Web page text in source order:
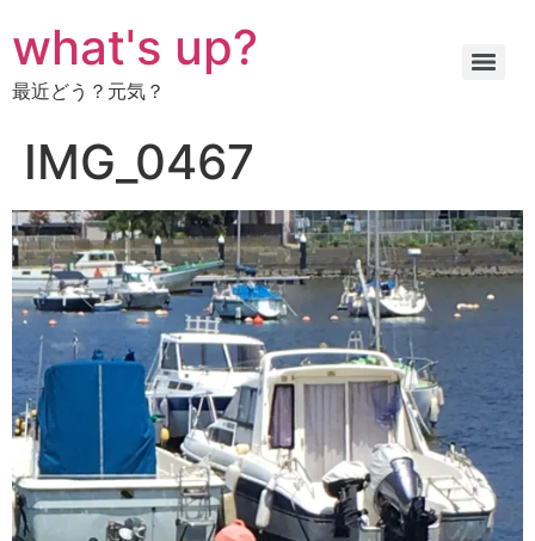
ン
ン
キ
ッ
プ
what's up?
最近どう？元気？
IMG_0467